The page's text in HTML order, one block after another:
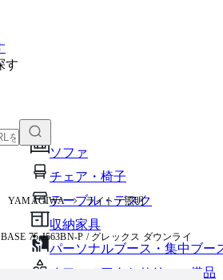
す
ソファ
チェア・椅子
テーブル・デスク
収納家具
パーソナルブース・集中ブー
オフィスアクセサリー・備品
加
を貼り付けて、カートに追加できます
YAMAGIWA ライト・照明
75 J563BN-P / グレックス ダウンライ